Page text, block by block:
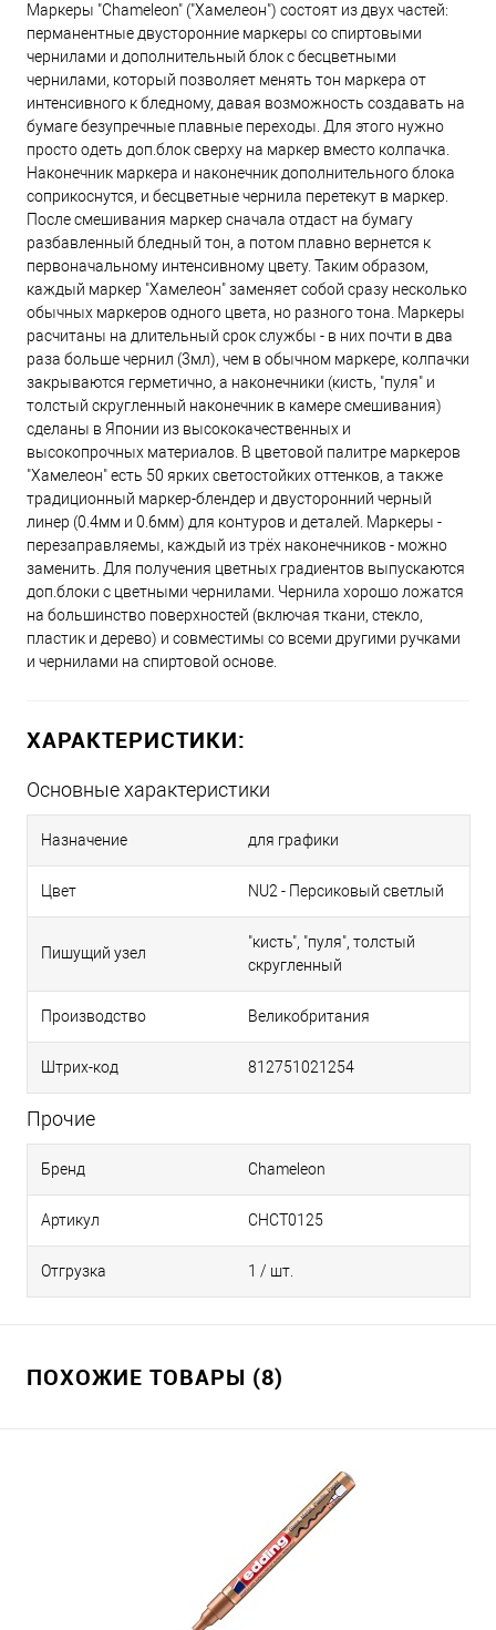
BG1 - Лагуна
BL7 - Индиго
BL4 - Васильковый
OR3 - Мандариновый
RD2 - Красный коралл
RD3 - Киноварь
WG3 - Серый теплый 3
CG9 - Серый холодный 9
CG5 - Серый холодный 5
GR4 - Хвойный
GR2 - Шалфей темный
GR1 - Зеленое яблоко
BR3 - Корица
BL2 - Голубой детский
BR4 - Умбра жженая
VO4 - Фиолетовый темный
BV4 - Сине-фиолетовый
BL6 - Синий королевский
BG4 - Аквамарин
Маркеры "Chameleon" ("Хамелеон") состоят из двух частей:
перманентные двусторонние маркеры со спиртовыми
чернилами и дополнительный блок с бесцветными
чернилами, который позволяет менять тон маркера от
интенсивного к бледному, давая возможность создавать на
бумаге безупречные плавные переходы. Для этого нужно
просто одеть доп.блок сверху на маркер вместо колпачка.
Наконечник маркера и наконечник дополнительного блока
соприкоснутся, и бесцветные чернила перетекут в маркер.
После смешивания маркер сначала отдаст на бумагу
разбавленный бледный тон, а потом плавно вернется к
первоначальному интенсивному цвету. Таким образом,
каждый маркер "Хамелеон" заменяет собой сразу несколько
обычных маркеров одного цвета, но разного тона. Маркеры
расчитаны на длительный срок службы - в них почти в два
раза больше чернил (3мл), чем в обычном маркере, колпачки
закрываются герметично, а наконечники (кисть, "пуля" и
толстый скругленный наконечник в камере смешивания)
сделаны в Японии из высококачественных и
высокопрочных материалов. В цветовой палитре маркеров
"Хамелеон" есть 50 ярких светостойких оттенков, а также
традиционный маркер-блендер и двусторонний черный
линер (0.4мм и 0.6мм) для контуров и деталей. Маркеры -
перезаправляемы, каждый из трёх наконечников - можно
заменить. Для получения цветных градиентов выпускаются
доп.блоки с цветными чернилами. Чернила хорошо ложатся
на большинство поверхностей (включая ткани, стекло,
пластик и дерево) и совместимы со всеми другими ручками
и чернилами на спиртовой основе.
ХАРАКТЕРИСТИКИ:
Основные характеристики
Назначение для графики
Цвет NU2 - Персиковый светлый
Пишущий узел
"кисть", "пуля", толстый
скругленный
Производство Великобритания
Штрих-код 812751021254
Прочие
Бренд Chameleon
Артикул CHCT0125
Отгрузка 1 / шт.
ПОХОЖИЕ ТОВАРЫ (8)